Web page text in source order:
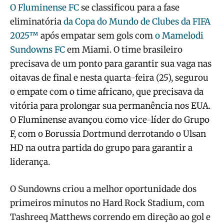
O Fluminense FCse classificou para a fase
eliminatóriada Copa do Mundo de Clubes da FIFA
2025™ após empatar sem gols como Mamelodi
Sundowns FCem Miami. O time brasileiro
precisava de um ponto para garantir sua vaga nas
oitavas de final e nesta quarta-feira (25), segurou
o empate com o time africano, que precisava da
vitória para prolongar sua permanência nos EUA.
O Fluminense avançou como vice-líder do Grupo
F, com o Borussia Dortmund derrotando o Ulsan
HD na outra partida do grupo para garantir a
liderança.
O Sundowns criou a melhor oportunidade dos
primeiros minutos no Hard Rock Stadium, com
Tashreeq Matthews correndo em direção ao gol e